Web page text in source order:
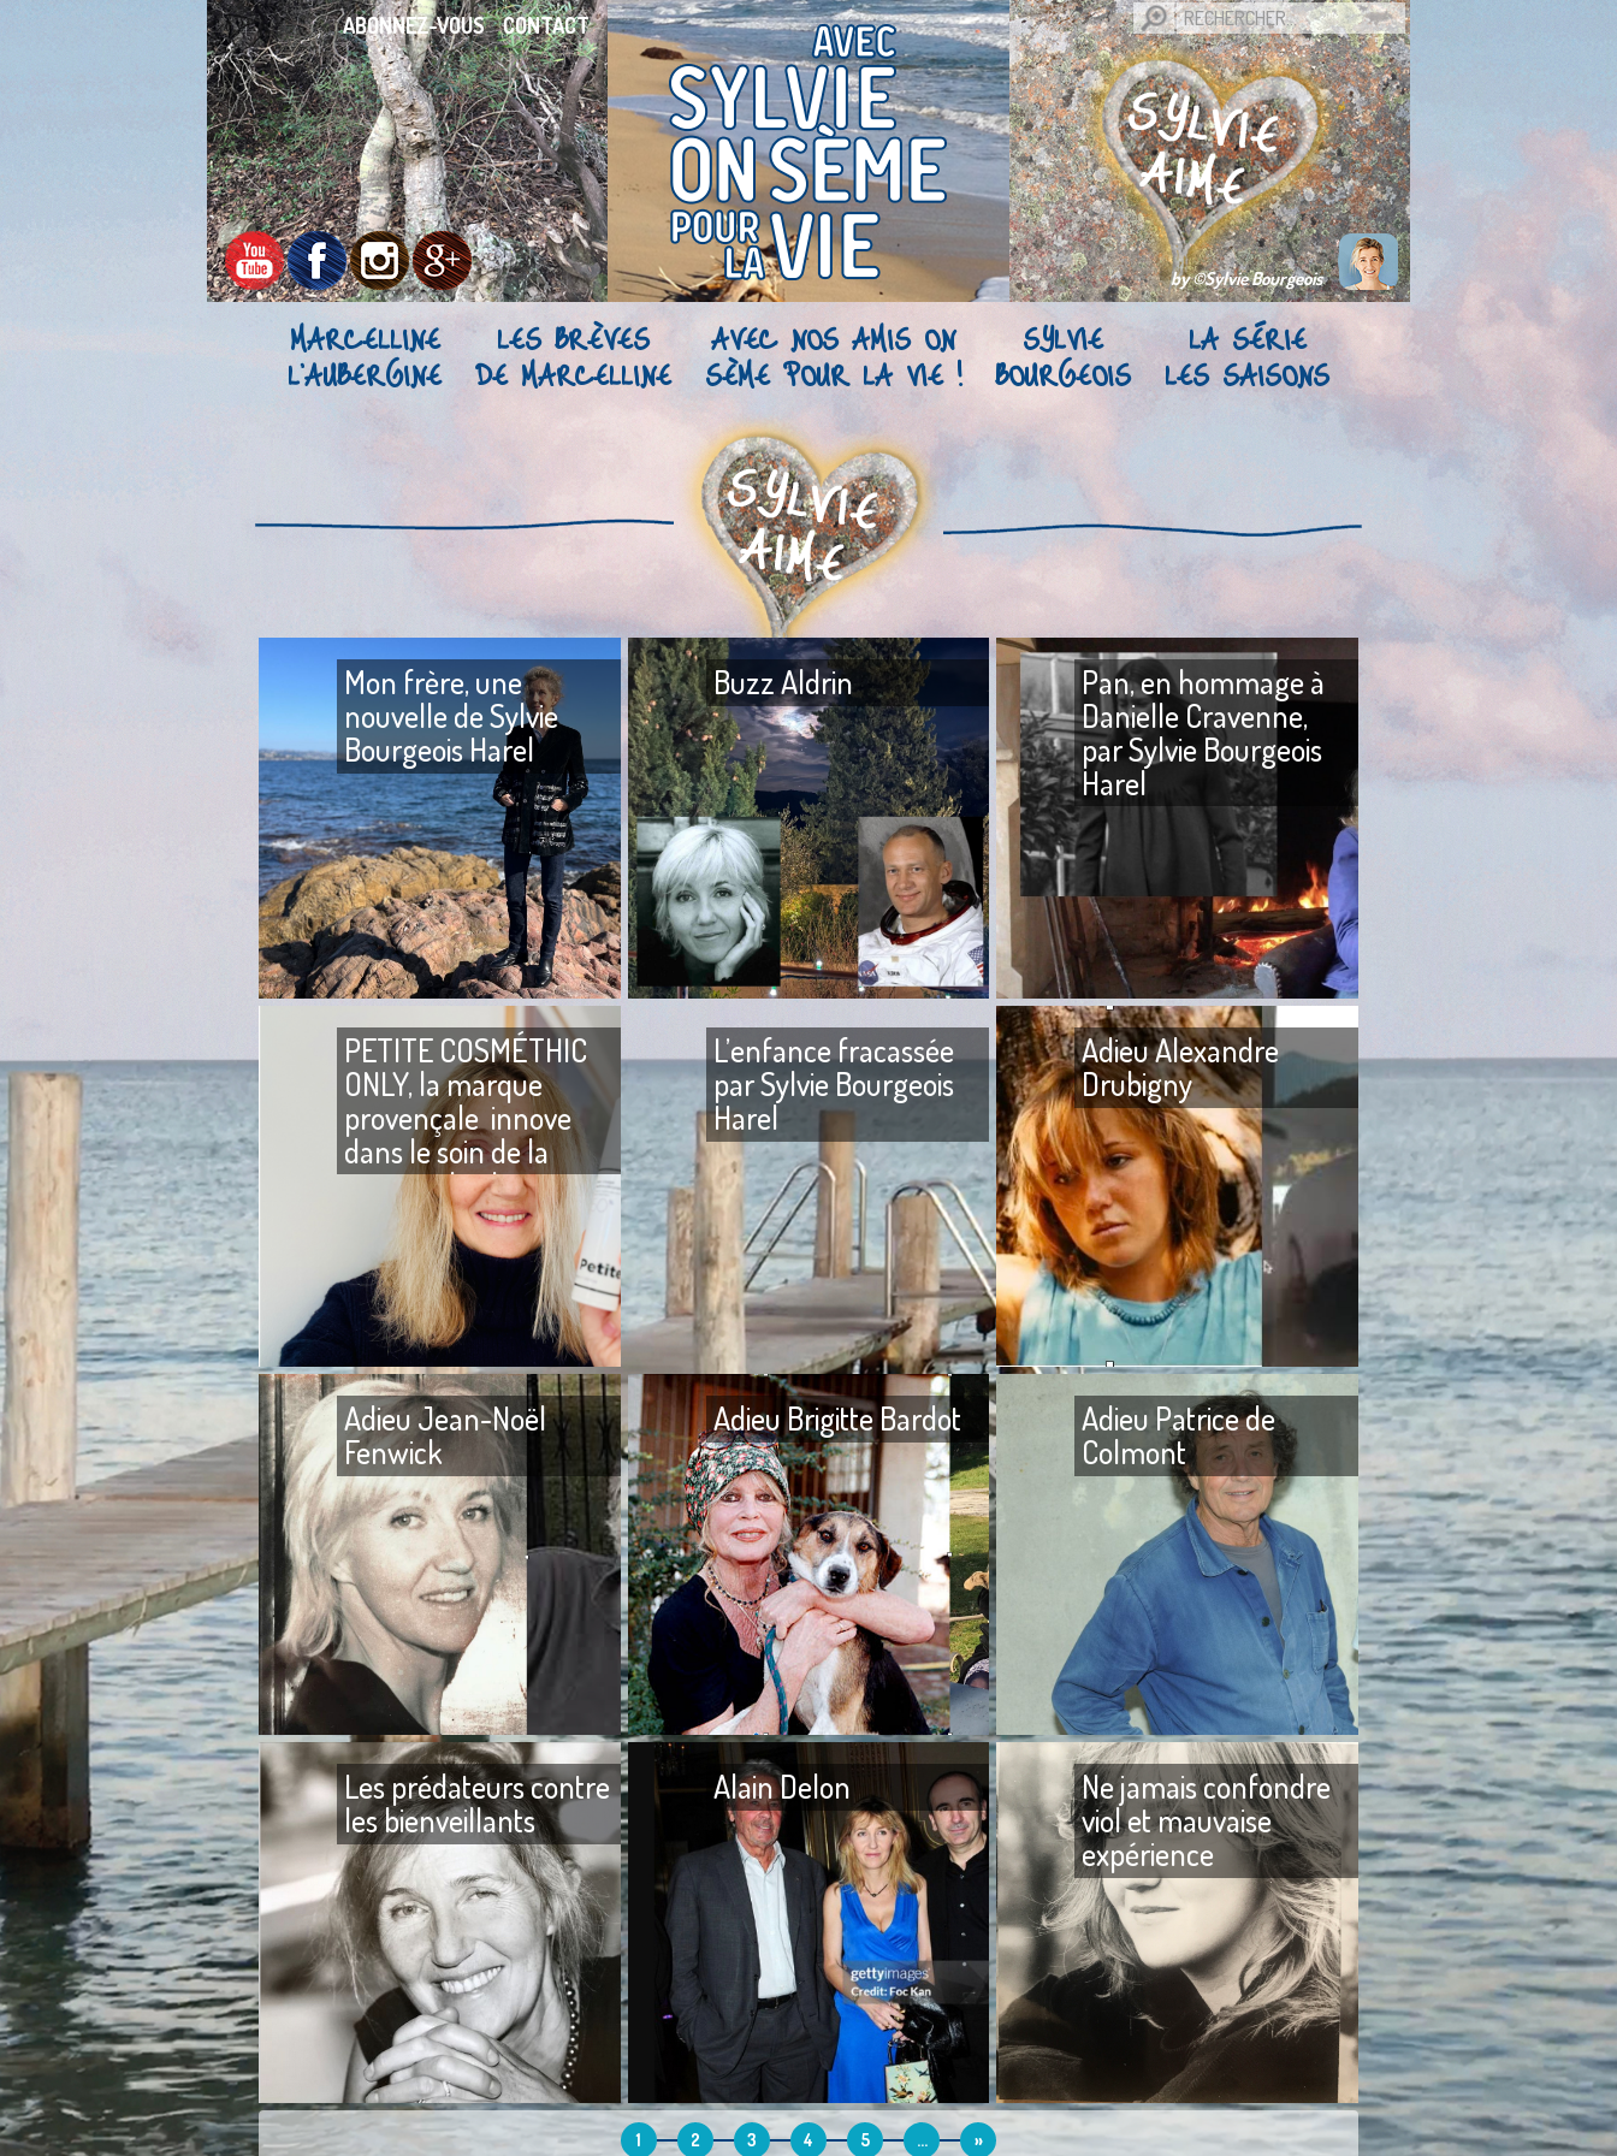
ABONNEZ-VOUS CONTACT
by ©Sylvie Bourgeois
MARCELLINE
L’AUBERGINE
LES BRÈVES
DE MARCELLINE
AVEC NOS AMIS ON
SÈME POUR LA VIE !
SYLVIE
BOURGEOIS
LA SÉRIE
LES SAISONS
Mon frère, une
nouvelle de Sylvie
Bourgeois Harel
Mon frère — Ton frère est à
l’hôpital. — Quoi ? — Ils l’ont
agressé. — Mais qui ? — Ta
tante, sa fille, son
Buzz Aldrin
Buzz Aldrin La Pleine Lune du
Loup me fait penser à une
rencontre lunaire. Nous
sommes fin 2003 ou début
2004,
Pan, en hommage à
Danielle Cravenne,
par Sylvie Bourgeois
Harel
PETITE COSMÉTHIC
ONLY, la marque
provençale innove
dans le soin de la
peau et du cheveu
PETITE COSMÉTHIC ONLY, la
marque provençale innove
dans le soin de la peau et du
cheveu Après avoir créé, il y
L’enfance fracassée
par Sylvie Bourgeois
Harel
L’enfance fracassée À la petite
école, puis au collège où j’étais
dans des établissements
privés et religieux, le mot qui
Adieu Alexandre
Drubigny
Adieu mon cher Alexandre
Drubigny ! Je viens à l’instant
d’apprendre que tu aurais
décidé de partir à la recherche
Adieu Jean-Noël
Fenwick
Adieu Jean-Noël Fenwick Je
viens seulement d‘apprendre
le décès de Jean-Noël Fenwick,
survenu le 3 mai 2024, à l’âge
de
Adieu Brigitte Bardot
Adieu Brigitte Bardot J’ai reçu
de nombreux messages me
demandant pourquoi je n’avais
rien écrit sur Brigitte Bardot.
Je n’ai
Adieu Patrice de
Colmont
Adieu Patrice de Colmont
D’habitude lorsque j’écris un
texte pour rendre hommage à
un ami qui vient de mourir, je
Les prédateurs contre
les bienveillants
J’ai toujours divisé les êtres
humains en trois parties, d’un
côté, les prédateurs, de l’autre,
les bienveillants et, au milieu,
Alain Delon
J’ai toujours aimé faire rire les
hommes. Je ne les ai jamais
dragués, ni cherchés à les
séduire pour obtenir
Ne jamais confondre
viol et mauvaise
expérience
Ne jamais confondre viol et
mauvaise expérience. J’aime la
langue française pour sa
précision et je m’efforce
toujours de ne
1 2 3 4 5 ... »